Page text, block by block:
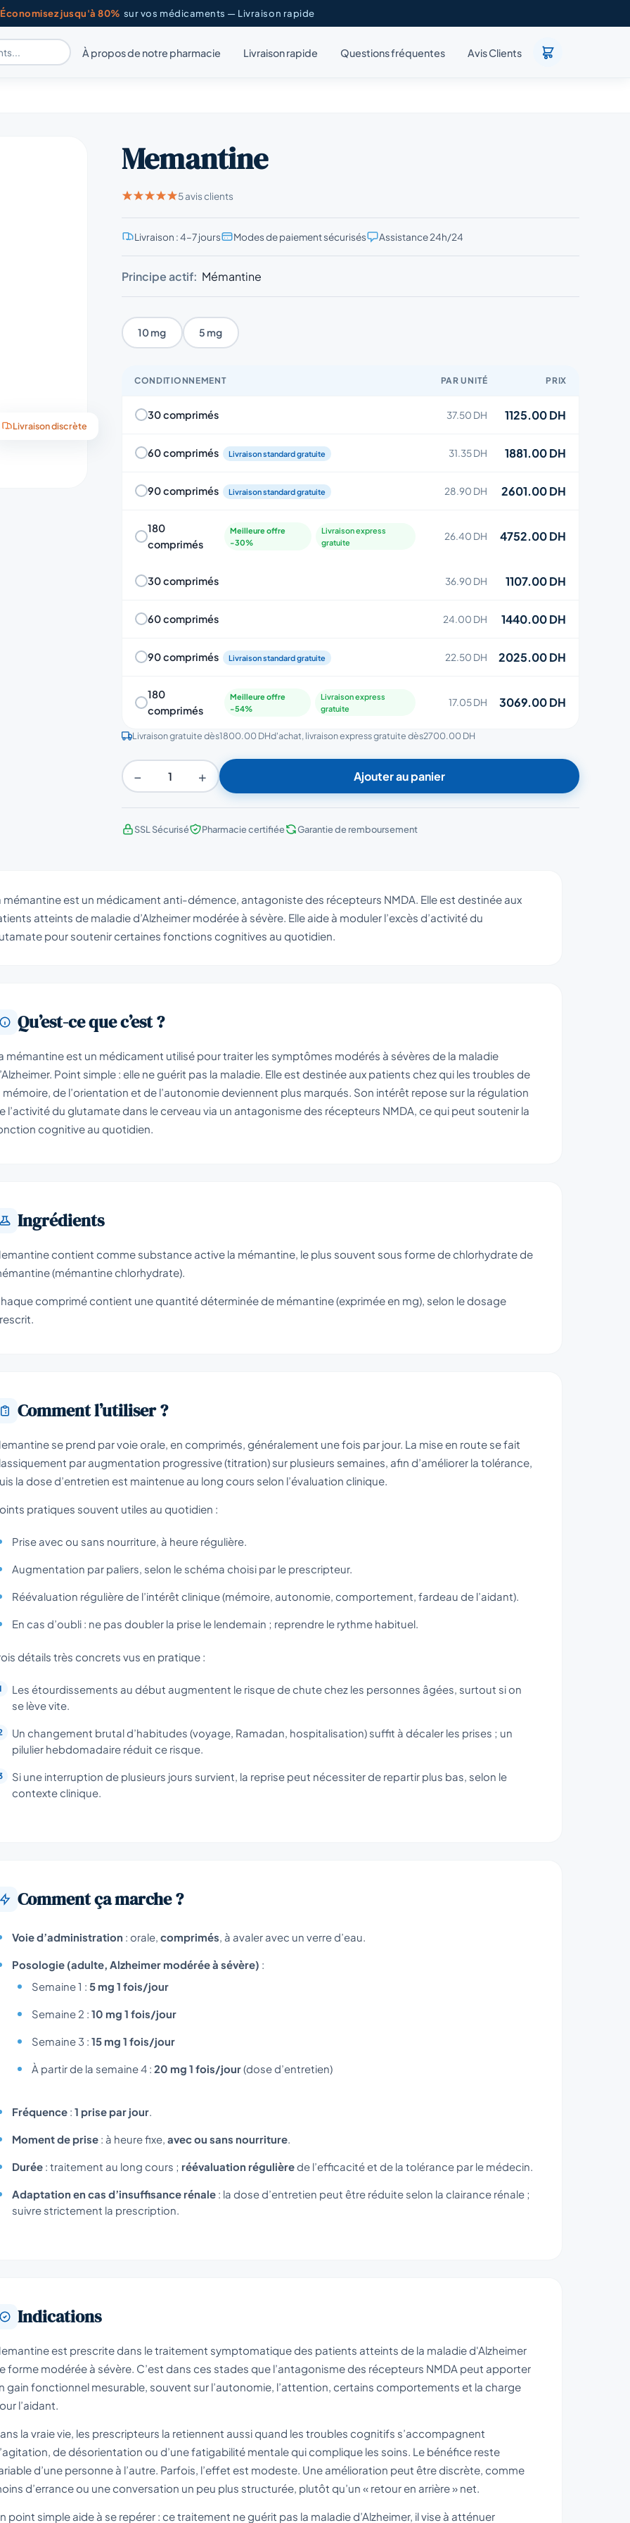
Économisez jusqu'à 80% sur vos médicaments — Livraison rapide
À propos de notre pharmacie Livraison rapide Questions fréquentes Avis Clients
Livraison discrète
Memantine
5 avis clients
Livraison : 4–7 jours Modes de paiement sécurisés Assistance 24h/24
Principe actif: Mémantine
10 mg 5 mg
CONDITIONNEMENT PAR UNITÉ PRIX
30 comprimés 37.50 DH 1125.00 DH
60 comprimés Livraison standard gratuite 31.35 DH 1881.00 DH
90 comprimés Livraison standard gratuite 28.90 DH 2601.00 DH
180
comprimés
Meilleure offre
-30%
Livraison express
gratuite
26.40 DH 4752.00 DH
30 comprimés 36.90 DH 1107.00 DH
60 comprimés 24.00 DH 1440.00 DH
90 comprimés Livraison standard gratuite 22.50 DH 2025.00 DH
180
comprimés
Meilleure offre
-54%
Livraison express
gratuite
17.05 DH 3069.00 DH
Livraison gratuite dès1800.00 DHd'achat, livraison express gratuite dès2700.00 DH
− + Ajouter au panier
SSL Sécurisé Pharmacie certifiée Garantie de remboursement
mémantine est un médicament anti-démence, antagoniste des récepteurs NMDA. Elle est destinée aux
atteints de maladie d’Alzheimer modérée à sévère. Elle aide à moduler l’excès d’activité du
pour soutenir certaines fonctions cognitives au quotidien.
Qu’est-ce que c’est ?
mémantine est un médicament utilisé pour traiter les symptômes modérés à sévères de la maladie
Point simple : elle ne guérit pas la maladie. Elle est destinée aux patients chez qui les troubles de
mémoire, de l’orientation et de l’autonomie deviennent plus marqués. Son intérêt repose sur la régulation
l’activité du glutamate dans le cerveau via un antagonisme des récepteurs NMDA, ce qui peut soutenir la
cognitive au quotidien.
Ingrédients
contient comme substance active la mémantine, le plus souvent sous forme de chlorhydrate de
(mémantine chlorhydrate).
comprimé contient une quantité déterminée de mémantine (exprimée en mg), selon le dosage
Comment l’utiliser ?
se prend par voie orale, en comprimés, généralement une fois par jour. La mise en route se fait
par augmentation progressive (titration) sur plusieurs semaines, afin d’améliorer la tolérance,
la dose d’entretien est maintenue au long cours selon l’évaluation clinique.
pratiques souvent utiles au quotidien :
Prise avec ou sans nourriture, à heure régulière.
Augmentation par paliers, selon le schéma choisi par le prescripteur.
Réévaluation régulière de l’intérêt clinique (mémoire, autonomie, comportement, fardeau de l’aidant).
En cas d’oubli : ne pas doubler la prise le lendemain ; reprendre le rythme habituel.
détails très concrets vus en pratique :
Les étourdissements au début augmentent le risque de chute chez les personnes âgées, surtout si on
se lève vite.
Un changement brutal d’habitudes (voyage, Ramadan, hospitalisation) suffit à décaler les prises ; un
pilulier hebdomadaire réduit ce risque.
Si une interruption de plusieurs jours survient, la reprise peut nécessiter de repartir plus bas, selon le
contexte clinique.
Comment ça marche ?
Voie d’administration : orale, comprimés , à avaler avec un verre d’eau.
Posologie (adulte, Alzheimer modérée à sévère) :
Semaine 1 : 5 mg 1 fois/jour
Semaine 2 : 10 mg 1 fois/jour
Semaine 3 : 15 mg 1 fois/jour
À partir de la semaine 4 : 20 mg 1 fois/jour(dose d’entretien)
Fréquence : 1 prise par jour
Moment de prise : à heure fixe, avec ou sans nourriture
Durée : traitement au long cours ; réévaluation régulièrede l’efficacité et de la tolérance par le médecin.
Adaptation en cas d’insuffisance rénale : la dose d’entretien peut être réduite selon la clairance rénale ;
suivre strictement la prescription.
Indications
est prescrite dans le traitement symptomatique des patients atteints de la maladie d'Alzheimer
forme modérée à sévère. C’est dans ces stades que l’antagonisme des récepteurs NMDA peut apporter
gain fonctionnel mesurable, souvent sur l’autonomie, l’attention, certains comportements et la charge
l’aidant.
la vraie vie, les prescripteurs la retiennent aussi quand les troubles cognitifs s’accompagnent
de désorientation ou d’une fatigabilité mentale qui complique les soins. Le bénéfice reste
d’une personne à l’autre. Parfois, l’effet est modeste. Une amélioration peut être discrète, comme
d’errance ou une conversation un peu plus structurée, plutôt qu’un « retour en arrière » net.
point simple aide à se repérer : ce traitement ne guérit pas la maladie d’Alzheimer, il vise à atténuer